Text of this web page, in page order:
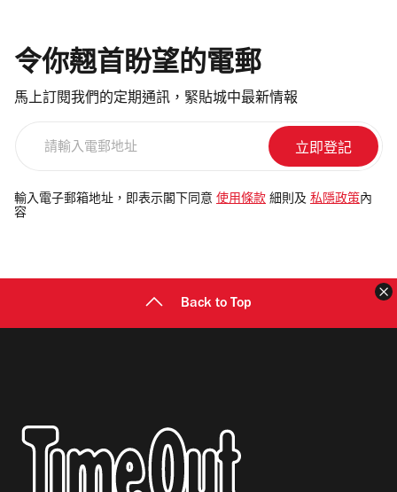
令你翹首盼望的電郵
馬上訂閱我們的定期通訊，緊貼城中最新情報
電
郵
輸入電子郵箱地址，即表示閣下同意 使用條款 細則及 私隱政策 內
容
Back to Top